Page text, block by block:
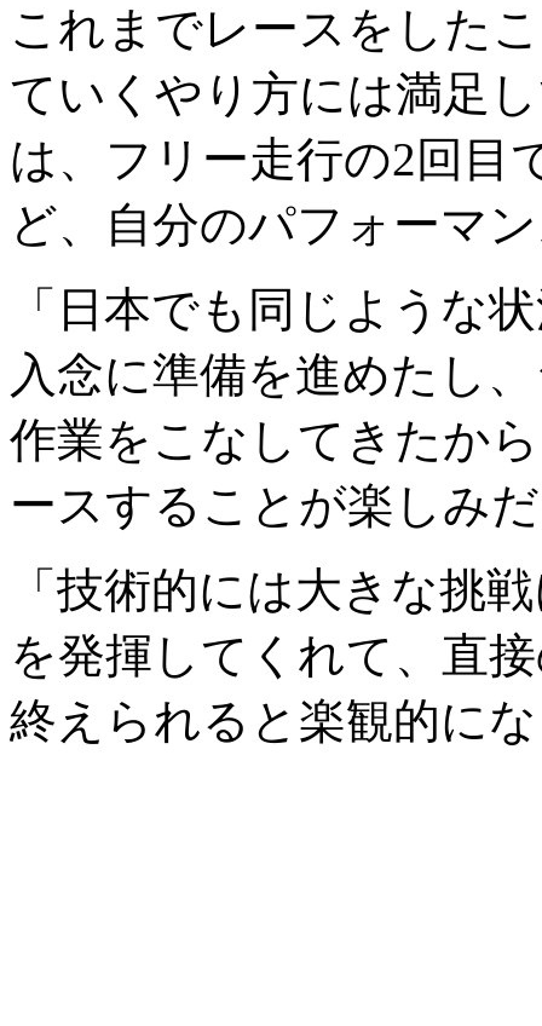
これまでレースをした
ていくやり方には満足
は、フリー走行の2回目
ど、自分のパフォーマ
「日本でも同じような
入念に準備を進めたし
作業をこなしてきたか
ースすることが楽しみ
「技術的には大きな挑
を発揮してくれて、直
終えられると楽観的に